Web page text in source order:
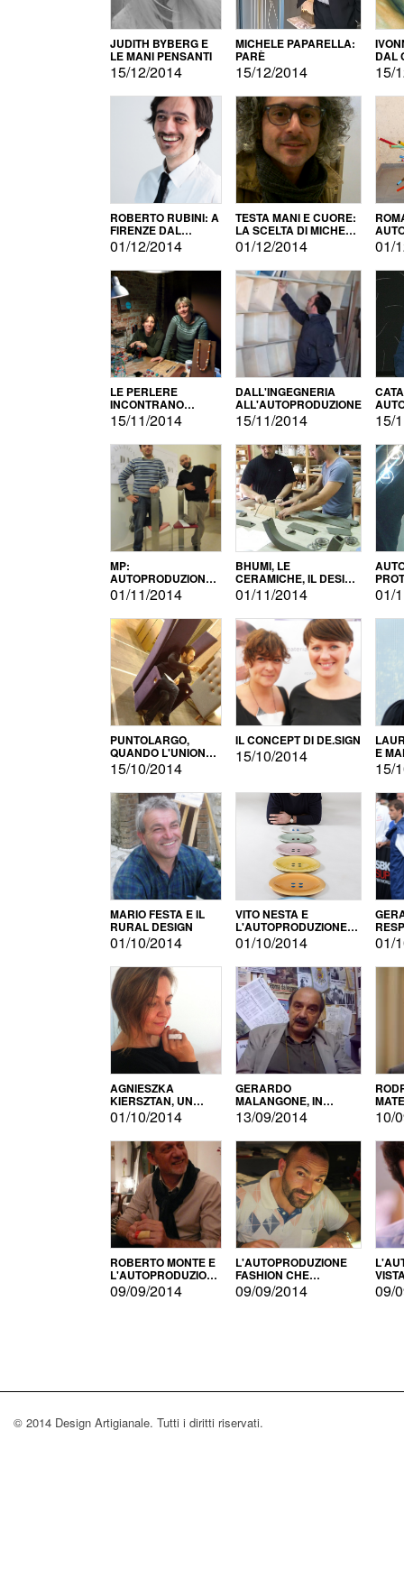
JUDITH BYBERG E
LE MANI PENSANTI
15/12/2014
MICHELE PAPARELLA:
PARÈ
15/12/2014
DAL
15/
ROBERTO RUBINI: A
FIRENZE DAL
PRODOTTO ALLA
PROMOZIONE
01/12/2014
TESTA MANI E CUORE:
LA SCELTA DI MICHELE
BARBERIO
01/12/2014 01/
LE PERLERE
INCONTRANO
L'AUTOPRODUZIONE
15/11/2014
DALL'INGEGNERIA
ALL'AUTOPRODUZIONE
15/11/2014 15/
MP:
AUTOPRODUZIONE
E INNOVAZIONE
01/11/2014
BHUMI, LE
CERAMICHE, IL DESIGN
E L'AUTOPRODUZIONE
01/11/2014 01/
PUNTOLARGO,
QUANDO L'UNIONE
FA LA FORZA E
VINCE
15/10/2014
IL CONCEPT DI DE.SIGN
15/10/2014 E
15/
MARIO FESTA E IL
RURAL DESIGN
01/10/2014
VITO NESTA E
L'AUTOPRODUZIONE
COME RECUPERO DEI
SIMBOLI
01/10/2014 01/
AGNIESZKA
KIERSZTAN, UN
MODELLO DI
AUTOPRODUZIONE
01/10/2014
GERARDO
MALANGONE, IN
GIURIA PER IL
CONCORSO
LETTERARIO
13/09/2014 10/
ROBERTO MONTE E
L'AUTOPRODUZIONE
CON IL CENSIMENTO
09/09/2014
L'AUTOPRODUZIONE
FASHION CHE
CONQUISTA GLI USA
09/09/2014 09/
© 2014 Design Artigianale. Tutti i diritti riservati.